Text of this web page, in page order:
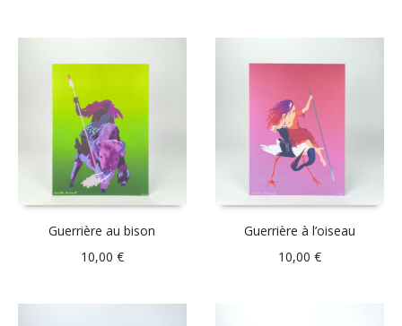
Guerrière au bison
10,00 €
Guerrière à l’oiseau
10,00€